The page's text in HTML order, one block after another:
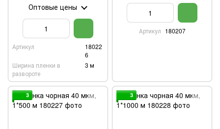
Оптовые цены
Артикул
18022
6
Ширина пленки в
развороте
3 м
Артикул 180207
3 3